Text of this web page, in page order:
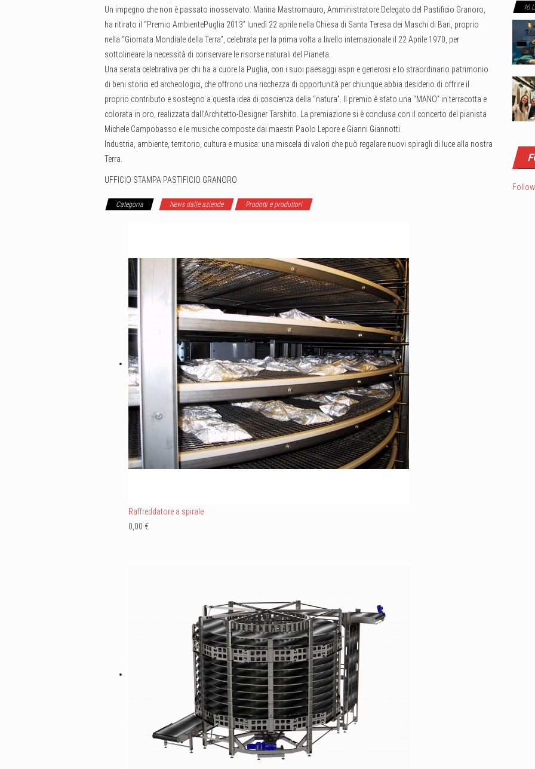
Un impegno che non è passato inosservato: Marina Mastromauro, Amministratore Delegato del Pastificio Granoro,
ha ritirato il “Premio AmbientePuglia 2013” lunedì 22 aprile nella Chiesa di Santa Teresa dei Maschi di Bari, proprio
nella “Giornata Mondiale della Terra”, celebrata per la prima volta a livello internazionale il 22 Aprile 1970, per
sottolineare la necessità di conservare le risorse naturali del Pianeta.
Una serata celebrativa per chi ha a cuore la Puglia, con i suoi paesaggi aspri e generosi e lo straordinario patrimonio
di beni storici ed archeologici, che offrono una ricchezza di opportunità per chiunque abbia desiderio di offrire il
proprio contributo e sostegno a questa idea di coscienza della “natura”. Il premio è stato una “MANO” in terracotta e
colorata in oro, realizzata dall’Architetto-Designer Tarshito. La premiazione si è conclusa con il concerto del pianista
Michele Campobasso e le musiche composte dai maestri Paolo Lepore e Gianni Giannotti.
Industria, ambiente, territorio, cultura e musica: una miscela di valori che può regalare nuovi spiragli di luce alla nostra
Terra.
UFFICIO STAMPA PASTIFICIO GRANORO
Categoria News dalle aziende Prodotti e produttori
Raffreddatore a spirale
0,00 €
16